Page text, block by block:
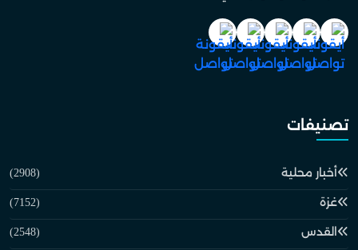
تصنيفات
أخبار محلية (2908)
غزة (7152)
القدس (2548)